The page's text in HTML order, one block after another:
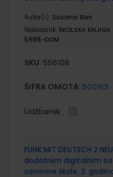
Autor(i): Suzana Ban
Nakladnik: ŠKOLSKA
5988-DOM
SKU: 556108
ŠIFRA OMOTA: 500163
Udžbenik
FLINK MIT DEUTSCH 2
dodatnim digitalnim
osnovne škole, 2.